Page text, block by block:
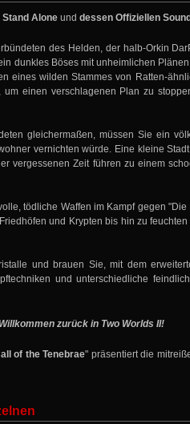
Stand Alone und dessen Offiziellen
des Helden, der halb-Orkin
dunkles Böses mit unheimlichen
eines wilden Stammes von Ratten-
einen verschlagenen Plan zu
gleichermaßen, müssen Sie ein
vernichten würde. Eine kleine
vergessenen Zeit führen zu einem
tödliche Waffen im Kampf gegen
und Krypten bis hin zu
und brauen Sie, mit dem
und unterschiedliche
Willkommen zurück in Two Worlds II!
of the Tenebrae" präsentiert die